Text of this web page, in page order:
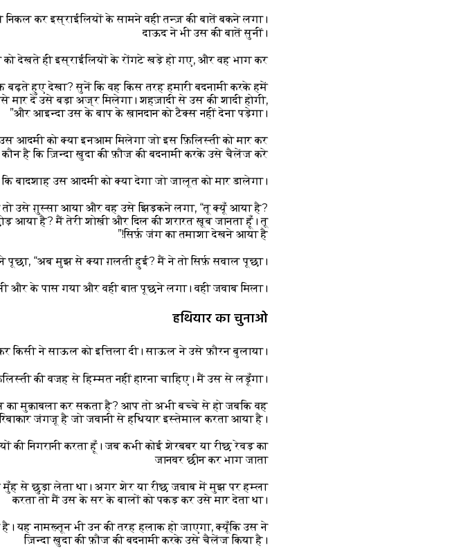
कर इस्राईलियों के सामने वही तन्ज़ की बातें बकने लगा।
दाऊद ने भी उस की बातें सुनीं।
देखते ही इस्राईलियों के रोंगटे खड़े हो गए, और वह भाग कर
हुए देखा? सुनें कि वह किस तरह हमारी बदनामी करके हमें
दे उसे बड़ा अज्र मिलेगा। शहज़ादी से उस की शादी होगी,
और आइन्दा उस के बाप के ख़ानदान को टैक्स नहीं देना पड़ेगा।”
आदमी को क्या इनआम मिलेगा जो इस फ़िलिस्ती को मार कर
है कि ज़िन्दा ख़ुदा की फ़ौज की बदनामी करके उसे चैलेंज करे!”
कि बादशाह उस आदमी को क्या देगा जो जालूत को मार डालेगा।
तो उसे ग़ुस्सा आया और वह उसे झिड़कने लगा, “तू क्यूँ आया है?
आया है? मैं तेरी शोख़ी और दिल की शरारत ख़ूब जानता हूँ। तू
सिर्फ़ जंग का तमाशा देखने आया है!”
पूछा, “अब मुझ से क्या ग़लती हुई? मैं ने तो सिर्फ़ सवाल पूछा।”
और के पास गया और वही बात पूछने लगा। वही जवाब मिला।
हथियार का चुनाओ
किसी ने साऊल को इत्तिला दी। साऊल ने उसे फ़ौरन बुलाया।
की वजह से हिम्मत नहीं हारना चाहिए। मैं उस से लड़ूँगा।”
मुक़ाबला कर सकता है? आप तो अभी बच्चे से हो जबकि वह
जंगजू है जो जवानी से हथियार इस्तेमाल करता आया है।”
की निगरानी करता हूँ। जब कभी कोई शेरबबर या रीछ रेवड़ का
जानवर छीन कर भाग जाता
से छुड़ा लेता था। अगर शेर या रीछ जवाब में मुझ पर हम्ला
करता तो मैं उस के सर के बालों को पकड़ कर उसे मार देता था।
यह नामख़्तून भी उन की तरह हलाक हो जाएगा, क्यूँकि उस ने
ज़िन्दा ख़ुदा की फ़ौज की बदनामी करके उसे चैलेंज किया है।